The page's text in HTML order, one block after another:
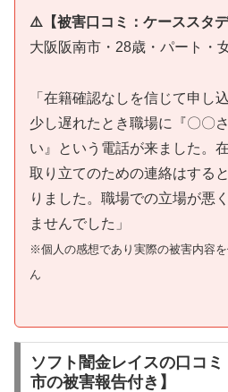
⚠️【被害口コミ：ケーススタデ
大阪阪南市・28歳・パート・
「在籍確認なしを信じて申し
少し遅れたとき職場に『〇〇
い』という電話が来ました。
取り立てのための連絡はする
りました。職場での立場が悪
ませんでした」
※個人の感想であり実際の被害内容
ん
ソフト闇金レイスの口コ
市の被害報告付き】